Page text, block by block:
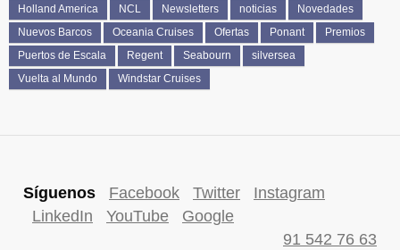
Holland America
NCL Newsletters noticias
Novedades
Nuevos Barcos
Oceania Cruises Ofertas Ponant
Premios
Puertos de Escala
Regent Seabourn
silversea
Vuelta al Mundo
Windstar Cruises
Síguenos Facebook Twitter
Instagram
LinkedIn
YouTube
Google
91 542 76 63